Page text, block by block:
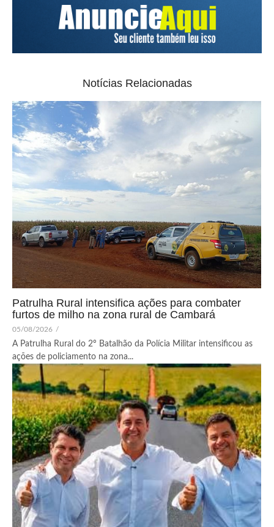
Notícias Relacionadas
Patrulha Rural intensifica ações para combater
furtos de milho na zona rural de Cambará
05/08/2026 /
A Patrulha Rural do 2º Batalhão da Polícia Militar intensificou as
ações de policiamento na zona...